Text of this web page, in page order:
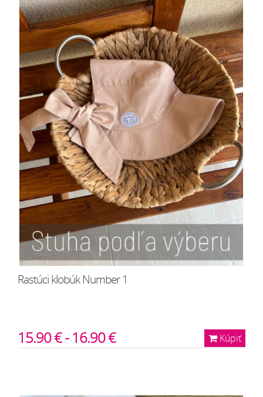
Rastúci klobúk Number 1
Kúpiť
15.90 € - 16.90 €